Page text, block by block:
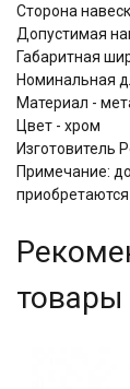
Сторона
Допустимая
Габаритная
Номинальная
Материал -
Цвет - хром
Изготовитель
Примечание:
товары